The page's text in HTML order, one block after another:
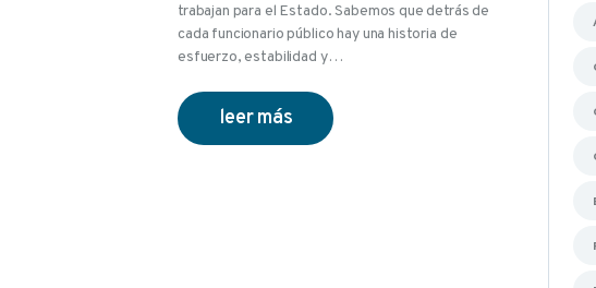
trabajan para el Estado. Sabemos que detrás de
cada funcionario público hay una historia de
esfuerzo, estabilidad y…
leer más